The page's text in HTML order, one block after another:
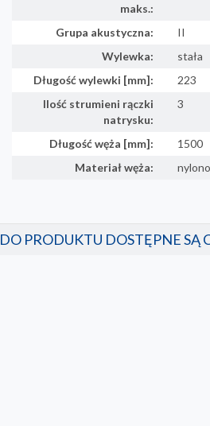
maks.:
Grupa akustyczna:
II
Wylewka:
stała
Długość wylewki [mm]:
223
Ilość strumieni rączki
natrysku:
3
Długość węża [mm]:
1500
Materiał węża:
DO PRODUKTU DOSTĘPNE SĄ